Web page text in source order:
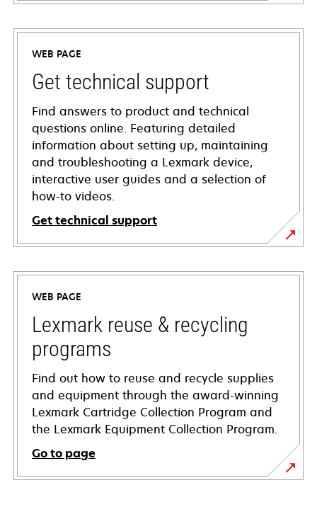
WEB PAGE
Get technical support
Find answers to product and technical
questions online. Featuring detailed
information about setting up, maintaining
and troubleshooting a Lexmark device,
interactive user guides and a selection of
how-to videos.
Get technical support
opens
in
new
tab
WEB PAGE
Lexmark reuse & recycling
programs
Find out how to reuse and recycle supplies
and equipment through the award-winning
Lexmark Cartridge Collection Program and
the Lexmark Equipment Collection Program.
Go to page